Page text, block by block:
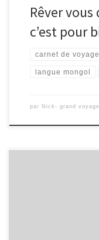
Rêver vous
c’est pour
carnet de voyage
langue mongol
par Nick- grand